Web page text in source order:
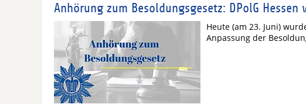
Anhörung zum Besoldungsgesetz: DPolG
Heute (am 23. Juni)
Anpassung der